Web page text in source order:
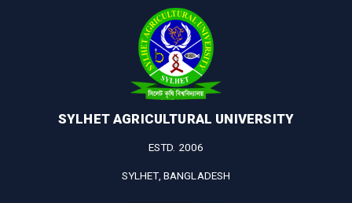
SYLHET AGRICULTURAL UNIVERSITY
ESTD. 2006
SYLHET, BANGLADESH